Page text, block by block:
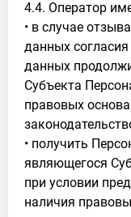
4.4. Оператор
• в случае
данных
данных
Субъекта
правовых
• получить
являющегося
при условии
наличия